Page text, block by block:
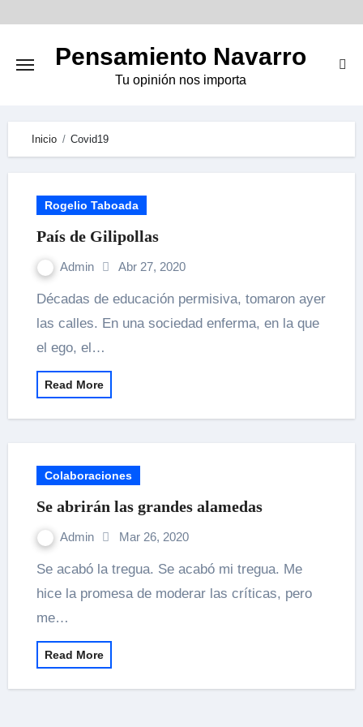
Pensamiento Navarro
Tu opinión nos importa
Inicio Covid19
Rogelio Taboada
País de Gilipollas
Admin Abr 27, 2020
Décadas de educación permisiva, tomaron ayer
las calles. En una sociedad enferma, en la que
el ego, el…
Read More
Colaboraciones
Se abrirán las grandes alamedas
Admin Mar 26, 2020
Se acabó la tregua. Se acabó mi tregua. Me
hice la promesa de moderar las críticas, pero
me…
Read More